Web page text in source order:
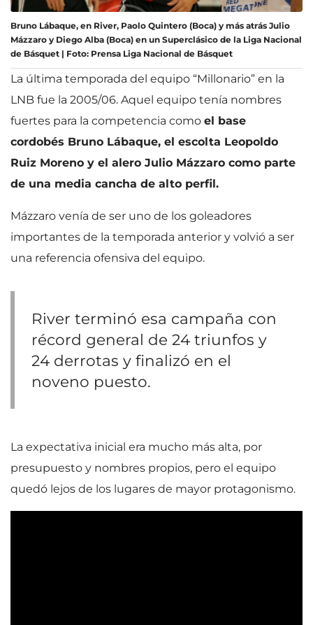
Bruno Lábaque, en River, Paolo Quintero (Boca) y más atrás Julio
Mázzaro y Diego Alba (Boca) en un Superclásico de la Liga Nacional
de Básquet | Foto: Prensa Liga Nacional de Básquet
La última temporada del equipo “Millonario” en la
LNB fue la 2005/06. Aquel equipo tenía nombres
fuertes para la competencia como el base
cordobés Bruno Lábaque, el escolta Leopoldo
Ruiz Moreno y el alero Julio Mázzaro como parte
de una media cancha de alto perfil.
Mázzaro venía de ser uno de los goleadores
importantes de la temporada anterior y volvió a ser
una referencia ofensiva del equipo.
River terminó esa campaña con
récord general de 24 triunfos y
24 derrotas y finalizó en el
noveno puesto.
La expectativa inicial era mucho más alta, por
presupuesto y nombres propios, pero el equipo
quedó lejos de los lugares de mayor protagonismo.